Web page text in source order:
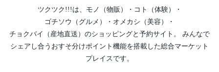
ツクツク!!!は、 モノ（物販） ・ コト（体験）
・
ゴチソウ（グルメ）
・ オメカシ（美容）
・
チョクバイ（産地直送） のショッピングと予約サイト。
みんなで
シェアし合う おすそ分けポイント機能を搭載した総合マーケット
プレイスです。